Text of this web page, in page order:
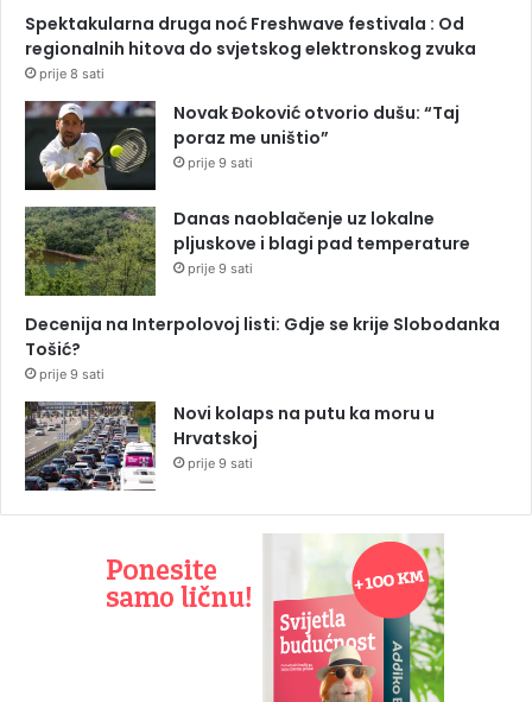
Spektakularna druga noć Freshwave festivala : Od
regionalnih hitova do svjetskog elektronskog zvuka
prije 8 sati
Novak Đoković otvorio dušu: “Taj
poraz me uništio”
prije 9 sati
Danas naoblačenje uz lokalne
pljuskove i blagi pad temperature
prije 9 sati
Decenija na Interpolovoj listi: Gdje se krije Slobodanka
Tošić?
prije 9 sati
Novi kolaps na putu ka moru u
Hrvatskoj
prije 9 sati